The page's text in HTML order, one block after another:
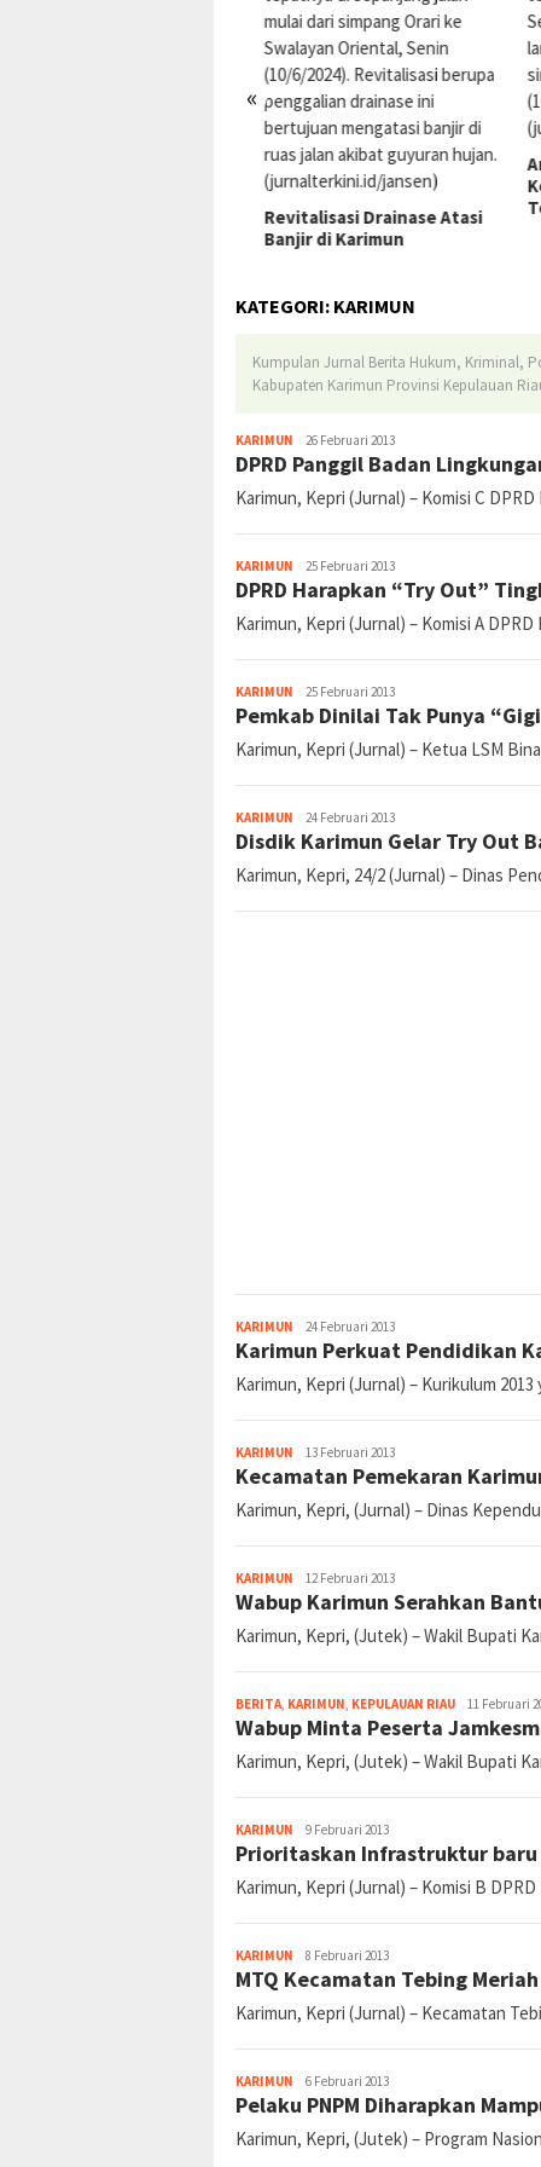
Revitalisasi Drainase Atasi
Banjir di Karimun
KATEGORI:KARIMUN
Kabupaten Karimun Provinsi Kepulauan Riau
KARIMUNjurnal26 Februari 2013
DPRD Panggil Badan
KARIMUNjurnal25 Februari 2013
DPRD Harapkan “Try Out”
KARIMUNjurnal25 Februari 2013
Pemkab Dinilai Tak Punya
KARIMUNjurnal24 Februari 2013
Disdik Karimun Gelar Try Out
KARIMUNjurnal24 Februari 2013
Karimun Perkuat Pendidikan
KARIMUNjurnal13 Februari 2013
Kecamatan Pemekaran
KARIMUNjurnal12 Februari 2013
Wabup Karimun Serahkan
BERITA ,KARIMUN KEPULAUAN RIAUjurnal
11 Februari
Wabup Minta Peserta
KARIMUNjurnal9 Februari 2013
Prioritaskan Infrastruktur baru
KARIMUNjurnal8 Februari 2013
MTQ Kecamatan Tebing Meriah
KARIMUNjurnal6 Februari 2013
Pelaku PNPM Diharapkan